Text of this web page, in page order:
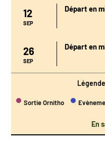
12
SEP
Départ en
26
SEP
Départ en
Sortie Ornitho
En